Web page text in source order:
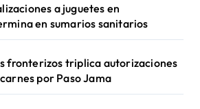
a juguetes en
en sumarios sanitarios
fronterizos triplica autorizaciones
por Paso Jama